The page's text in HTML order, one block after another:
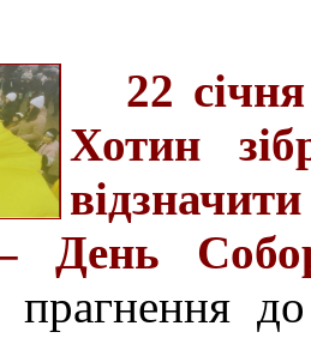
22
Хотин
День
прагнення